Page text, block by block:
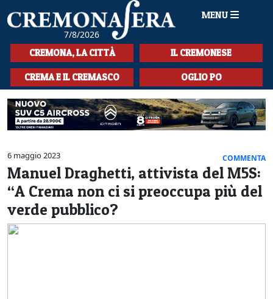
7/8/2026
MENU
HOME
CRONACA
SPORT
LA MUSICA
CULTURA
LA STORIA
SPETTACOLI
L'EDITORIALE
CREMONA, LA CITTÀ IL CREMONESE
CREMA E IL CREMASCO OGLIO PO
6 maggio 2023 COMMENTA
Manuel Draghetti, attivista del M5S:
“A Crema non ci si preoccupa più del
verde pubblico?